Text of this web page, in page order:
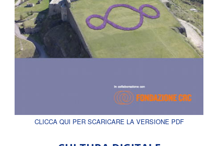
CLICCA QUI PER SCARICARE LA VERSIONE PDF